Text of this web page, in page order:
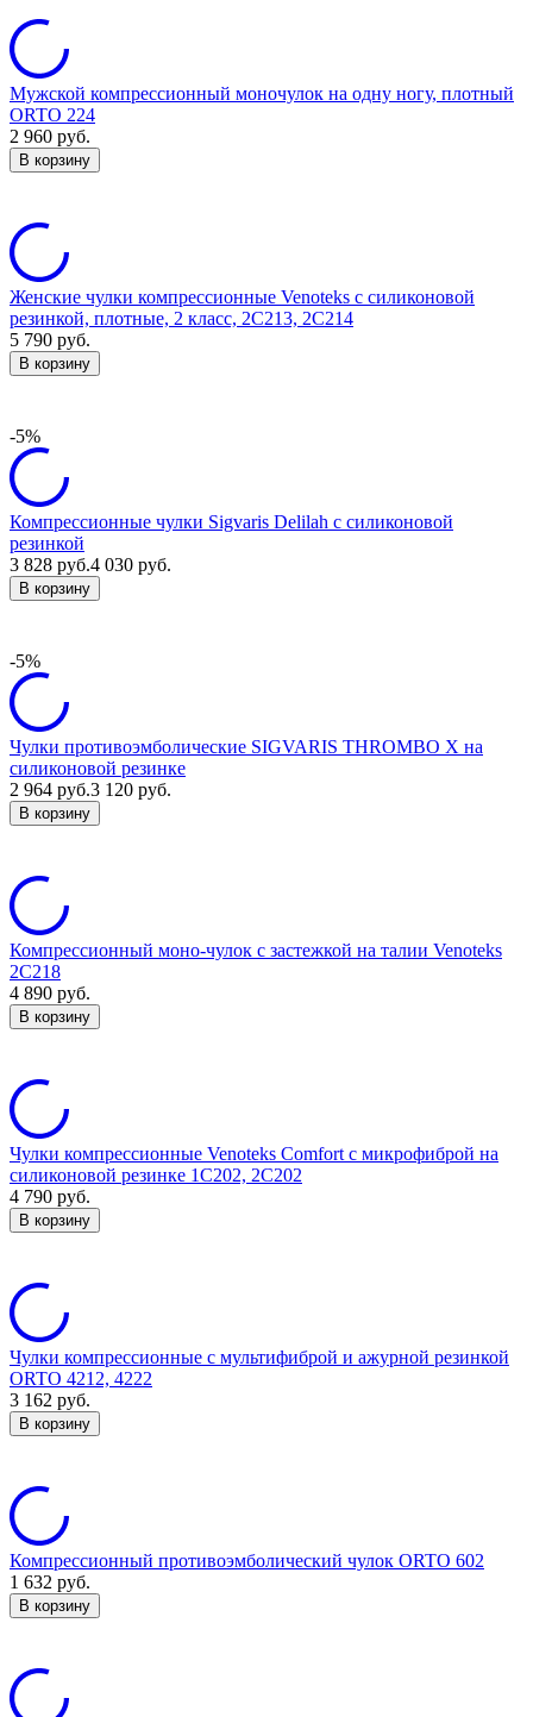
Мужской компрессионный моночулок на одну ногу, плотный
ORTO 224
2 960 руб.
В корзину
Женские чулки компрессионные Venoteks с силиконовой
резинкой, плотные, 2 класс, 2C213, 2C214
5 790 руб.
В корзину
-5%
Компрессионные чулки Sigvaris Delilah с силиконовой
резинкой
3 828 руб.4 030 руб.
В корзину
-5%
Чулки противоэмболические SIGVARIS THROMBO X на
силиконовой резинке
2 964 руб.3 120 руб.
В корзину
Компрессионный моно-чулок с застежкой на талии Venoteks
2C218
4 890 руб.
В корзину
Чулки компрессионные Venoteks Comfort c микрофиброй на
силиконовой резинке 1С202, 2С202
4 790 руб.
В корзину
Чулки компрессионные с мультифиброй и ажурной резинкой
ORTO 4212, 4222
3 162 руб.
В корзину
Компрессионный противоэмболический чулок ORTO 602
1 632 руб.
В корзину